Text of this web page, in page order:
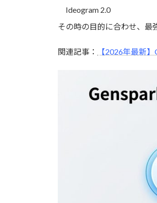
Ideogram 2.0
その時の目的に合わせ、最
関連記事： 【2026年最新